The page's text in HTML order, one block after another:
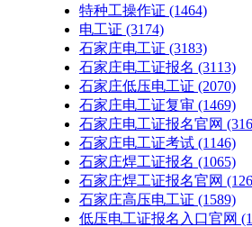
特种工操作证 (1464)
电工证 (3174)
石家庄电工证 (3183)
石家庄电工证报名 (3113)
石家庄低压电工证 (2070)
石家庄电工证复审 (1469)
石家庄电工证报名官网
石家庄电工证考试 (1146)
石家庄焊工证报名 (1065)
石家庄焊工证报名官网
石家庄高压电工证 (1589)
低压电工证报名入口官网